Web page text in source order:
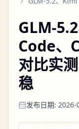
GLM-
Code、
对比实
稳
发布日期: 2026-